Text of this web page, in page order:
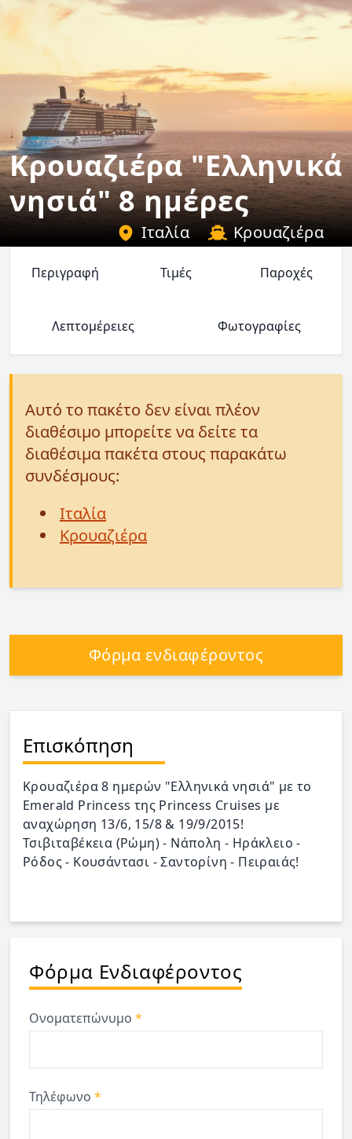
Κρουαζιέρα "Ελληνικά
νησιά" 8 ημέρες
Ιταλία Κρουαζιέρα
Περιγραφή Τιμές Παροχές
Λεπτομέρειες Φωτογραφίες
Αυτό το πακέτο δεν είναι πλέον
διαθέσιμο μπορείτε να δείτε τα
διαθέσιμα πακέτα στους παρακάτω
συνδέσμους:
Ιταλία
Κρουαζιέρα
Φόρμα ενδιαφέροντος
Επισκόπηση
Κρουαζιέρα 8 ημερών "Ελληνικά νησιά" με το
Emerald Princess της Princess Cruises με
αναχώρηση 13/6, 15/8 & 19/9/2015!
Τσιβιταβέκεια (Ρώμη) - Νάπολη - Ηράκλειο -
Ρόδος - Κουσάντασι - Σαντορίνη - Πειραιάς!
Φόρμα Ενδιαφέροντος
Ονοματεπώνυμο *
Τηλέφωνο *